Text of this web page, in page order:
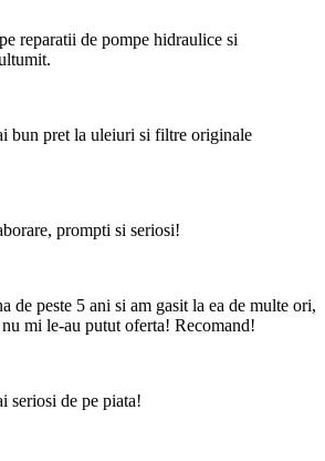
reparatii de pompe hidraulice si
bun pret la uleiuri si filtre originale
prompti si seriosi!
de peste 5 ani si am gasit la ea de multe ori,
mi le-au putut oferta! Recomand!
seriosi de pe piata!